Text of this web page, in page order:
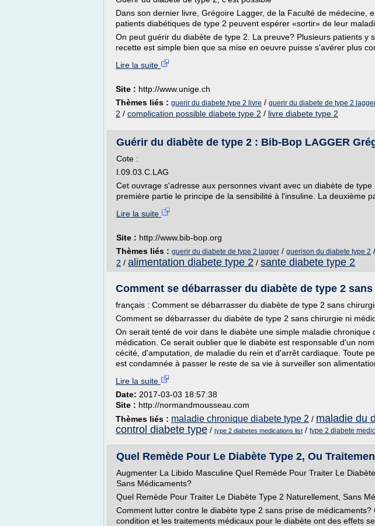
Dans son dernier livre, Grégoire Lagger, de la Faculté de médecine,
patients diabétiques de type 2 peuvent espérer «sortir» de leur
On peut guérir du diabète de type 2. La preuve? Plusieurs patients y
recette est simple bien que sa mise en oeuvre puisse s'avérer plus
Lire la suite
Site : http://www.unige.ch
Thèmes liés : guerir du diabete type 2 livre / guerir du diabete de type 2
2 / complication possible diabete type 2 / livre diabete type 2
Guérir du diabète de type 2 : Bib-Bop LAGGER
Cote :
I.09.03.C.LAG
Cet ouvrage s'adresse aux personnes vivant avec un diabète de
première partie le principe de la sensibilité à l'insuline. La deuxième
Lire la suite
Site : http://www.bib-bop.org
Thèmes liés : guerir du diabete de type 2 lagger / guerison du diabete type 2 /
2 / alimentation diabete type 2 / sante diabete type 2
Comment se débarrasser du diabète de type 2
français : Comment se débarrasser du diabète de type 2 sans
Comment se débarrasser du diabète de type 2 sans chirurgie ni
On serait tenté de voir dans le diabète une simple maladie chronique
médication. Ce serait oublier que le diabète est responsable d'un
cécité, d'amputation, de maladie du rein et d'arrêt cardiaque. Toute
est condamnée à passer le reste de sa vie à surveiller son
Lire la suite
Date: 2017-03-03 18:57:38
Site : http://normandmousseau.com
Thèmes liés : maladie chronique diabete type 2 / maladie du
control diabete type / type 2 diabetes medications list / type 2 diabete
Quel Remède Pour Le Diabète Type 2, Ou
Augmenter La Libido Masculine Quel Remède Pour Traiter Le
Sans Médicaments?
Quel Remède Pour Traiter Le Diabète Type 2 Naturellement, Sans
Comment lutter contre le diabète type 2 sans prise de médicaments?
condition et les traitements médicaux pour le diabète ont des effets